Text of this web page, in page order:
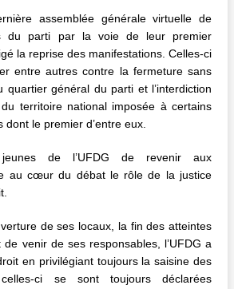
assemblée générale virtuelle de
du parti par la voie de leur premier
la reprise des manifestations. Celles-ci
entre autres contre la fermeture sans
quartier général du parti et l’interdiction
territoire national imposée à certains
dont le premier d’entre eux.
de l’UFDG de revenir aux
au cœur du débat le rôle de la justice
de ses locaux, la fin des atteintes
de venir de ses responsables, l’UFDG a
en privilégiant toujours la saisine des
ci se sont toujours déclarées